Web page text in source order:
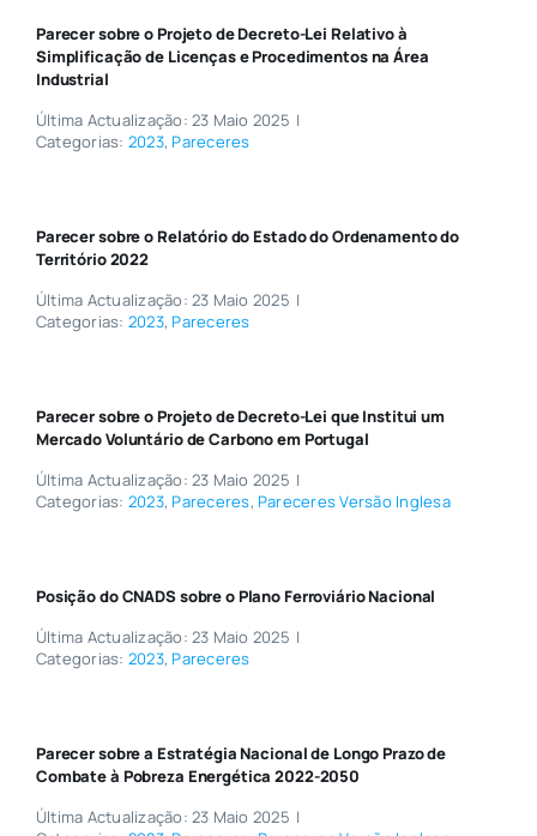
Parecer sobre o Projeto de Decreto-Lei Relativo à
Simplificação de Licenças e Procedimentos na Área
Industrial
Última Actualização: 23 Maio 2025 |
Categorias: 2023,Pareceres
Parecer sobre o Relatório do Estado do Ordenamento do
Território 2022
Última Actualização: 23 Maio 2025 |
Categorias: 2023,Pareceres
Parecer sobre o Projeto de Decreto-Lei que Institui um
Mercado Voluntário de Carbono em Portugal
Última Actualização: 23 Maio 2025 |
Categorias: 2023,Pareceres, Pareceres Versão Inglesa
Posição do CNADS sobre o Plano Ferroviário Nacional
Última Actualização: 23 Maio 2025 |
Categorias: 2023,Pareceres
Parecer sobre a Estratégia Nacional de Longo Prazo de
Combate à Pobreza Energética 2022-2050
Última Actualização: 23 Maio 2025 |